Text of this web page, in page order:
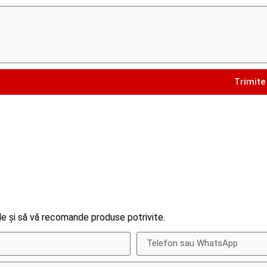
Trimite
și să vă recomande produse potrivite.